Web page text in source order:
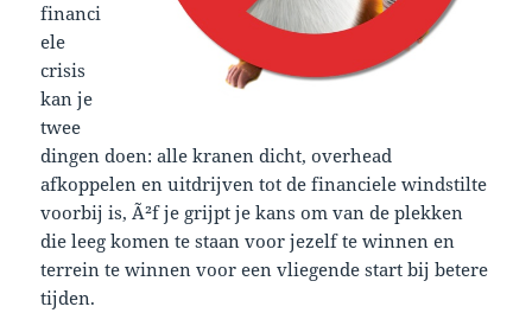
financi
ele
crisis
kan je
twee
dingen doen: alle kranen dicht, overhead
afkoppelen en uitdrijven tot de financiele windstilte
voorbij is, Ã²f je grijpt je kans om van de plekken
die leeg komen te staan voor jezelf te winnen en
terrein te winnen voor een vliegende start bij betere
tijden.